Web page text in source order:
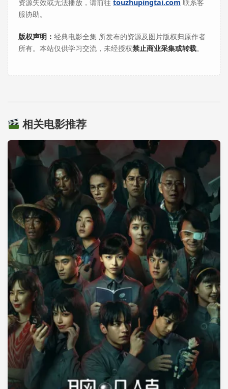
资源失效或无法播放，请前往 touzhupingtai.com 联系客
服协助。
版权声明： 经典电影全集 所发布的资源及图片版权归原作者
所有。本站仅供学习交流，未经授权禁止商业采集或转载。
相关电影推荐